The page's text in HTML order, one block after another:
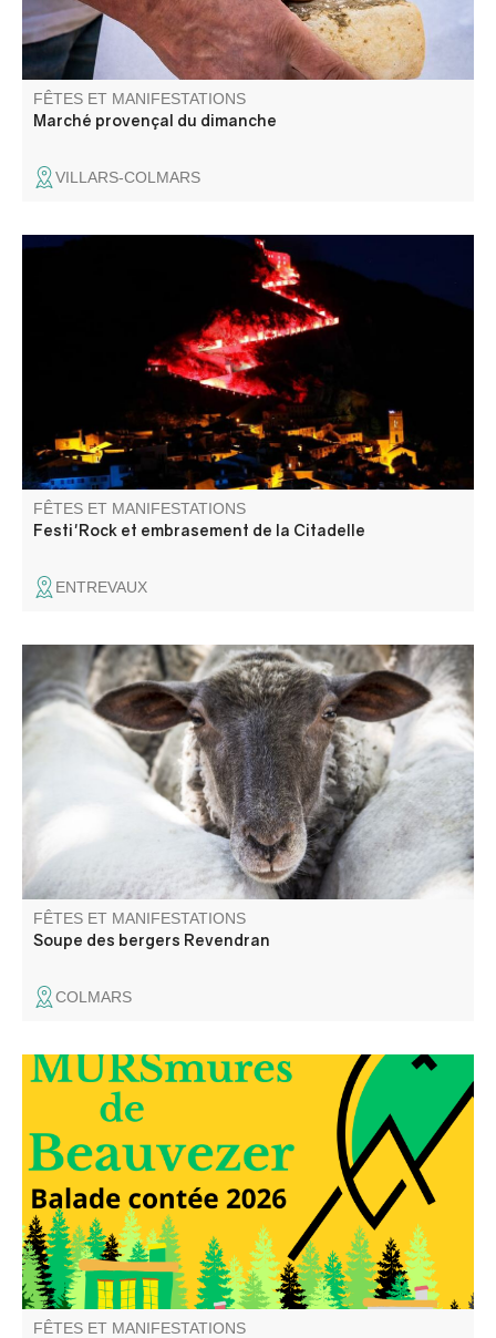
FÊTES ET MANIFESTATIONS
Marché provençal du dimanche
VILLARS-COLMARS
La Citadelle s'enflamme ! Venez assister à la montée aux
flambeaux et à l'embrasement de la Citadelle, suivi d'un
FÊTES ET MANIFESTATIONS
Festi'Rock et embrasement de la Citadelle
ENTREVAUX
A l'occasion de « Revendran », la fête de la
démontagnée, venez partager un moment de convivialité
et déguster la soupe des bergers préparée par les
habitants du village.
FÊTES ET MANIFESTATIONS
Soupe des bergers Revendran
COLMARS
Elli la conteuse vous balade dans les rues du village et
dans le temps, à travers les anecdotes glanées auprès
des habitants du village.
FÊTES ET MANIFESTATIONS